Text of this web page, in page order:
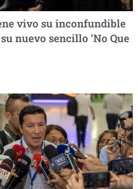
vivo su inconfundible
su nuevo sencillo ‘No Que